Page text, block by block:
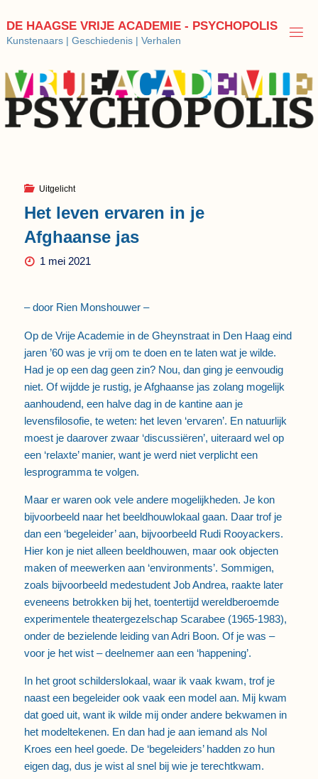
naar
de
DE HAAGSE VRIJE ACADEMIE - PSYCHOPOLIS
Kunstenaars | Geschiedenis | Verhalen
Uitgelicht
Het leven ervaren in je
Afghaanse jas
1 mei 2021
– door Rien Monshouwer –
Op de Vrije Academie in de Gheynstraat in Den Haag eind
jaren ’60 was je vrij om te doen en te laten wat je wilde.
Had je op een dag geen zin? Nou, dan ging je eenvoudig
niet. Of wijdde je rustig, je Afghaanse jas zolang mogelijk
aanhoudend, een halve dag in de kantine aan je
levensfilosofie, te weten: het leven ‘ervaren’. En natuurlijk
moest je daarover zwaar ‘discussiëren’, uiteraard wel op
een ‘relaxte’ manier, want je werd niet verplicht een
lesprogramma te volgen.
Maar er waren ook vele andere mogelijkheden. Je kon
bijvoorbeeld naar het beeldhouwlokaal gaan. Daar trof je
dan een ‘begeleider’ aan, bijvoorbeeld Rudi Rooyackers.
Hier kon je niet alleen beeldhouwen, maar ook objecten
maken of meewerken aan ‘environments’. Sommigen,
zoals bijvoorbeeld medestudent Job Andrea, raakte later
eveneens betrokken bij het, toentertijd wereldberoemde
experimentele theatergezelschap Scarabee (1965-1983),
onder de bezielende leiding van Adri Boon. Of je was –
voor je het wist – deelnemer aan een ‘happening’.
In het groot schilderslokaal, waar ik vaak kwam, trof je
naast een begeleider ook vaak een model aan. Mij kwam
dat goed uit, want ik wilde mij onder andere bekwamen in
het modeltekenen. En dan had je aan iemand als Nol
Kroes een heel goede. De ‘begeleiders’ hadden zo hun
eigen dag, dus je wist al snel bij wie je terechtkwam.